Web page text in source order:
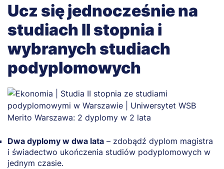
Ucz się jednocześnie na
studiach II stopnia i
wybranych studiach
podyplomowych
Dwa dyplomy w dwa lata – zdobądź dyplom magistra
i świadectwo ukończenia studiów podyplomowych w
jednym czasie.